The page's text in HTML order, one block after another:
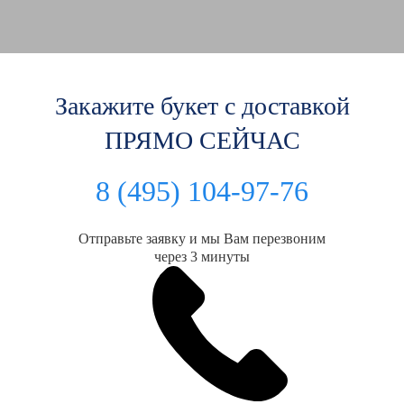
Закажите букет с доставкой
ПРЯМО СЕЙЧАС
8 (495) 104-97-76
Отправьте заявку и мы Вам перезвоним
через 3 минуты